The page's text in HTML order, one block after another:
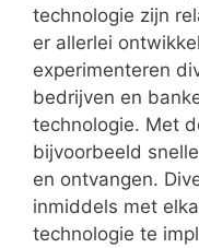
technologie zijn
er allerlei
experimenteren
bedrijven en
technologie. Met
bijvoorbeeld
en ontvangen.
inmiddels met
technologie te